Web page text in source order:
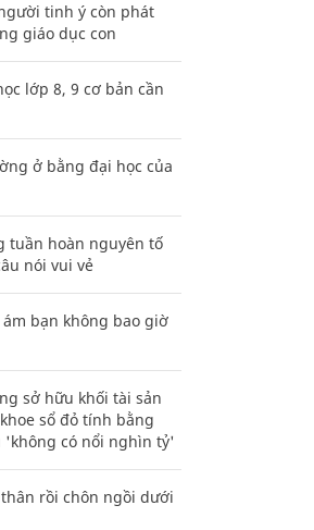
tinh ý còn phát
giáo dục con
lớp 8, 9 cơ bản cần
ở bằng đại học của
tuần hoàn nguyên tố
nói vui vẻ
bạn không bao giờ
sở hữu khối tài sản
sổ đỏ tính bằng
'không có nổi nghìn tỷ'
rồi chôn ngồi dưới